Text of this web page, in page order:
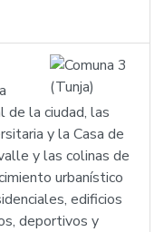
de la ciudad, las
y la Casa de
y las colinas de
urbanístico
edificios
deportivos y